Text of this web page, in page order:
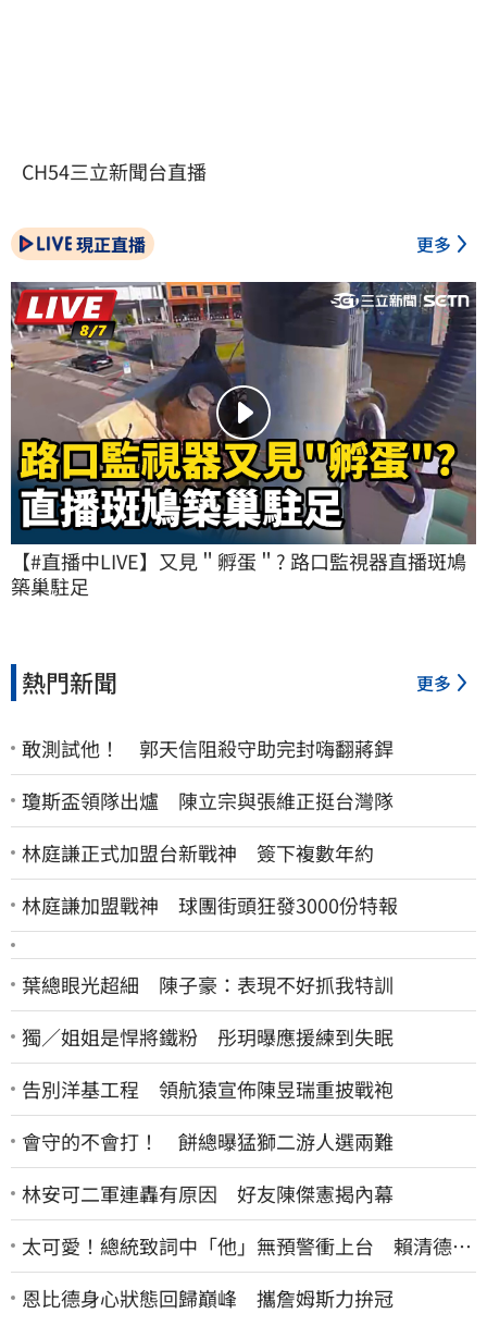
CH54三立新聞台直播
現正直播 更多
【#直播中LIVE】又見＂孵蛋＂? 路口監視器直播斑鳩
築巢駐足
熱門新聞 更多
敢測試他！ 郭天信阻殺守助完封嗨翻蔣銲
瓊斯盃領隊出爐 陳立宗與張維正挺台灣隊
林庭謙正式加盟台新戰神 簽下複數年約
林庭謙加盟戰神 球團街頭狂發3000份特報
葉總眼光超細 陳子豪：表現不好抓我特訓
獨／姐姐是悍將鐵粉 彤玥曝應援練到失眠
告別洋基工程 領航猿宣佈陳昱瑞重披戰袍
會守的不會打！ 餅總曝猛獅二游人選兩難
林安可二軍連轟有原因 好友陳傑憲揭內幕
太可愛！總統致詞中「他」無預警衝上台 賴清德笑
喊：卸任再交棒給你
恩比德身心狀態回歸巔峰 攜詹姆斯力拚冠